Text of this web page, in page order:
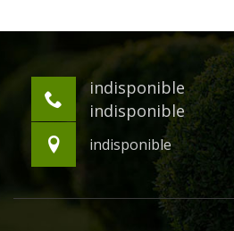
indisponible
indisponible
indisponible